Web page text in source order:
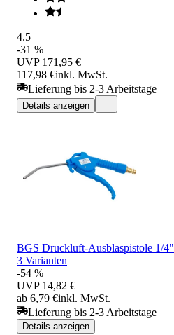
4.5
-31 %
UVP 171,95 €
117,98 €inkl. MwSt.
Lieferung bis 2-3 Arbeitstage
Details anzeigen
BGS Druckluft-Ausblaspistole 1/4"
3 Varianten
-54 %
UVP 14,82 €
ab 6,79 €inkl. MwSt.
Lieferung bis 2-3 Arbeitstage
Details anzeigen